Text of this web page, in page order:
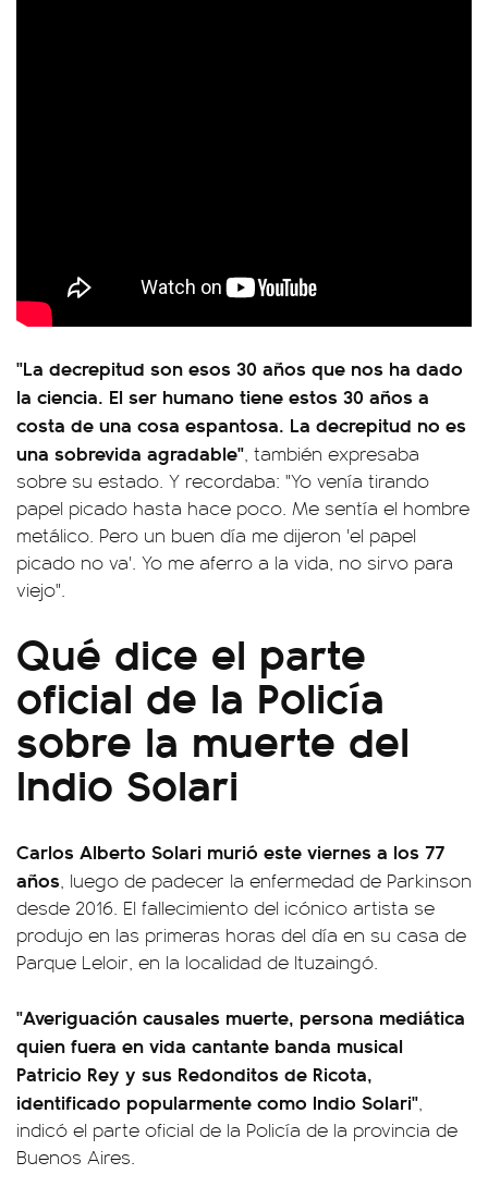
"La decrepitud son esos 30 años que nos ha dado
la ciencia. El ser humano tiene estos 30 años a
costa de una cosa espantosa. La decrepitud no es
una sobrevida agradable", también expresaba
sobre su estado. Y recordaba: "Yo venía tirando
papel picado hasta hace poco. Me sentía el hombre
metálico. Pero un buen día me dijeron 'el papel
picado no va'. Yo me aferro a la vida, no sirvo para
viejo".
Qué dice el parte
oficial de la Policía
sobre la muerte del
Indio Solari
Carlos Alberto Solari murió este viernes a los 77
años, luego de padecer la enfermedad de Parkinson
desde 2016. El fallecimiento del icónico artista se
produjo en las primeras horas del día en su casa de
Parque Leloir, en la localidad de Ituzaingó.
"Averiguación causales muerte, persona mediática
quien fuera en vida cantante banda musical
Patricio Rey y sus Redonditos de Ricota,
identificado popularmente como Indio Solari",
indicó el parte oficial de la Policía de la provincia de
Buenos Aires.